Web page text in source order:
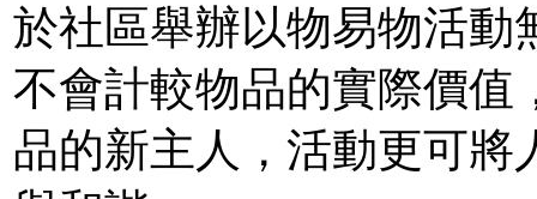
於社區舉辦以物易物活動
不會計較物品的實際價值
品的新主人，活動更可將